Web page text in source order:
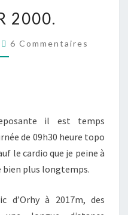
2000.
Commentaires
6 Commentaires
il est temps
de 09h30 heure topo
le cardio que je peine à
bien plus longtemps.
d’Orhy à 2017m, des